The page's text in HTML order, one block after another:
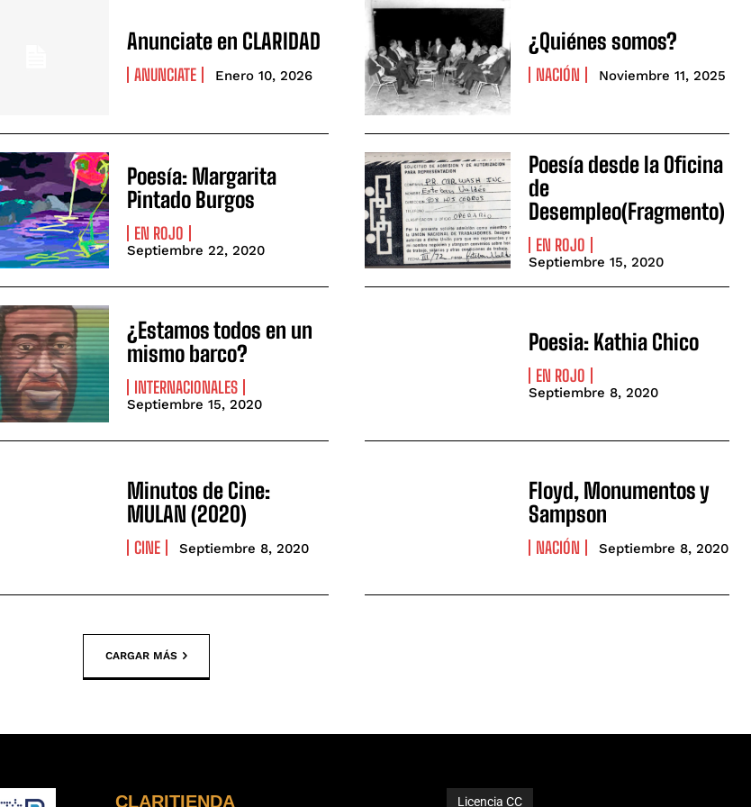
Anunciate en CLARIDAD
ANUNCIATE Enero 10, 2026
¿Quiénes somos?
NACIÓN Noviembre 11, 2025
Poesía: Margarita
Pintado Burgos
EN ROJO
Septiembre 22, 2020
Poesía desde la Oficina
de
Desempleo(Fragmento)
EN ROJO
Septiembre 15, 2020
¿Estamos todos en un
mismo barco?
INTERNACIONALES
Septiembre 15, 2020
Poesia: Kathia Chico
EN ROJO
Septiembre 8, 2020
Minutos de Cine:
MULAN (2020)
CINE Septiembre 8, 2020
Floyd, Monumentos y
Sampson
NACIÓN Septiembre 8, 2020
CARGAR MÁS
CLARITIENDA Licencia CC